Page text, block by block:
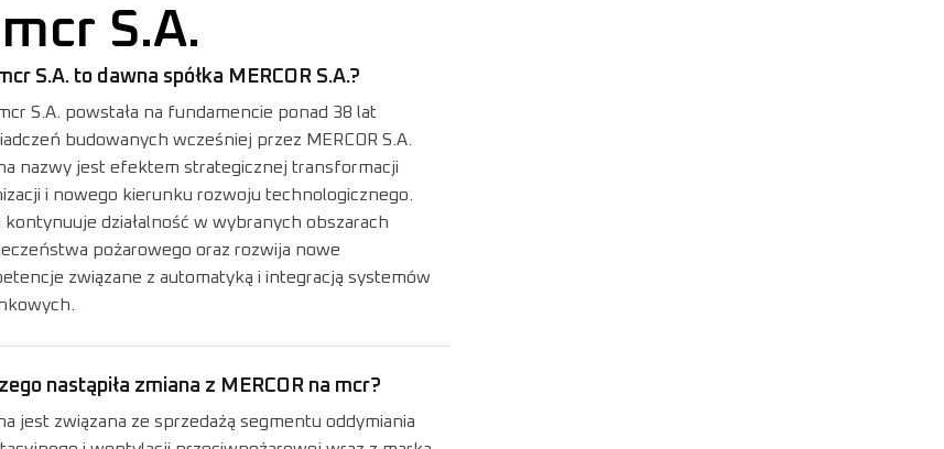
S.A.
S.A. to dawna spółka MERCOR S.A.?
S.A. powstała na fundamencie ponad 38 lat
budowanych wcześniej przez MERCOR S.A.
nazwy jest efektem strategicznej transformacji
i nowego kierunku rozwoju technologicznego.
kontynuuje działalność w wybranych obszarach
pożarowego oraz rozwija nowe
związane z automatyką i integracją systemów
nastąpiła zmiana z MERCOR na mcr?
jest związana ze sprzedażą segmentu oddymiania